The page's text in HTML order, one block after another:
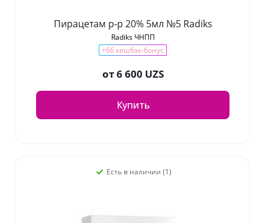
Пирацетам р-р 20% 5мл №5 Radiks
Radiks ЧНПП
+66 кешбэк-бонус
от6 600 UZS
Купить
Есть в наличии (1)